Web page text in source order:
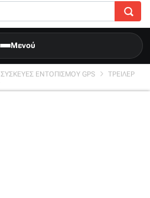
Μενού
ΣΥΣΚΕΥΕΣ ΕΝΤΟΠΙΣΜΟΥ GPS
ΤΡΕΙΛΕΡ